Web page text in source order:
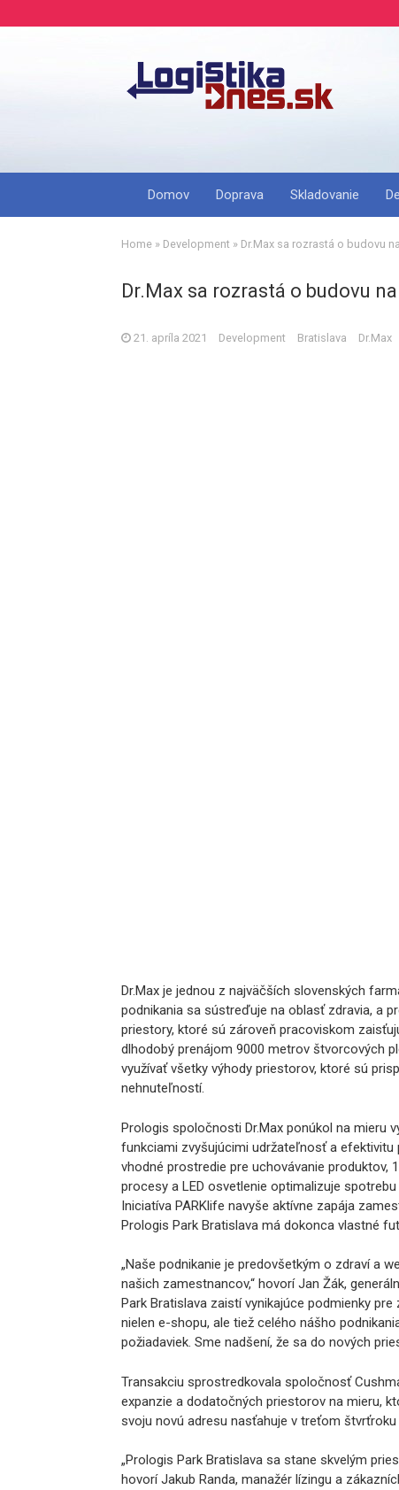
Domov Doprava Skladovanie
Home » Development » Dr.Max sa rozrastá o budovu
Dr.Max sa rozrastá o budovu
21. apríla 2021 Development Bratislava Dr.Max
Dr.Max je jednou z najväčších slovenských
podnikania sa sústreďuje na oblasť zdravia, a
priestory, ktoré sú zároveň pracoviskom
dlhodobý prenájom 9000 metrov štvorcových
využívať všetky výhody priestorov, ktoré sú
nehnuteľností.
Prologis spoločnosti Dr.Max ponúkol na mieru
funkciami zvyšujúcimi udržateľnosť a efektivitu
vhodné prostredie pre uchovávanie
procesy a LED osvetlenie optimalizuje
Iniciatíva PARKlife navyše aktívne zapája
Prologis Park Bratislava má dokonca vlastné
„Naše podnikanie je predovšetkým o zdraví a
našich zamestnancov,“ hovorí Jan Žák,
Park Bratislava zaistí vynikajúce podmienky
nielen e-shopu, ale tiež celého nášho
požiadaviek. Sme nadšení, že sa do nových
Transakciu sprostredkovala spoločnosť
expanzie a dodatočných priestorov na mieru,
svoju novú adresu nasťahuje v treťom štvrťroku
„Prologis Park Bratislava sa stane skvelým
hovorí Jakub Randa, manažér lízingu a